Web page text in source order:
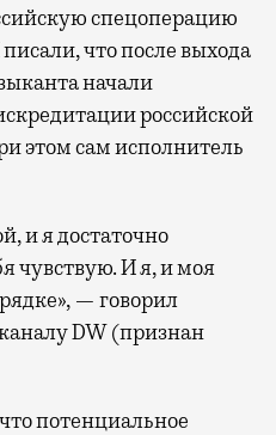
спецоперацию
что после выхода
начали
российской
этом сам исполнитель
и я достаточно
чувствую. И я, и моя
— говорил
DW (признан
потенциальное